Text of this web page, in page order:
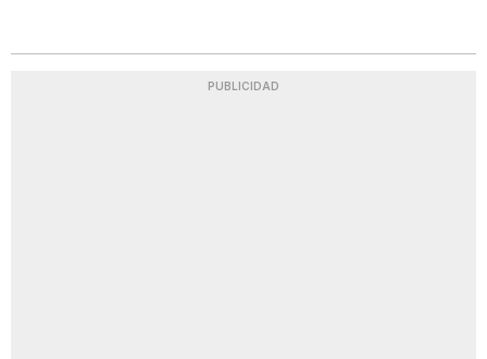
PUBLICIDAD